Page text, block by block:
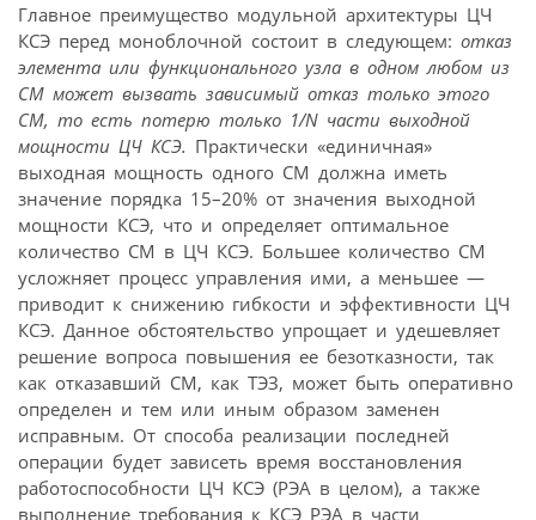
Главное преимущество модульной архитектуры ЦЧ
КСЭ перед моноблочной состоит в следующем: отказ
элемента или функционального узла в одном любом из
СМ может вызвать зависимый отказ только этого
СМ, то есть потерю только 1/N части выходной
мощности ЦЧ КСЭ. Практически «единичная»
выходная мощность одного СМ должна иметь
значение порядка 15–20% от значения выходной
мощности КСЭ, что и определяет оптимальное
количество СМ в ЦЧ КСЭ. Большее количество СМ
усложняет процесс управления ими, а меньшее —
приводит к снижению гибкости и эффективности ЦЧ
КСЭ. Данное обстоятельство упрощает и удешевляет
решение вопроса повышения ее безотказности, так
как отказавший СМ, как ТЭЗ, может быть оперативно
определен и тем или иным образом заменен
исправным. От способа реализации последней
операции будет зависеть время восстановления
работоспособности ЦЧ КСЭ (РЭА в целом), а также
выполнение требования к КСЭ РЭА в части